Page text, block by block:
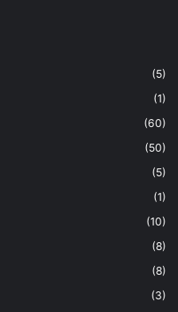
(5)
(1)
(60)
(50)
(5)
(1)
(10)
(8)
(8)
(3)